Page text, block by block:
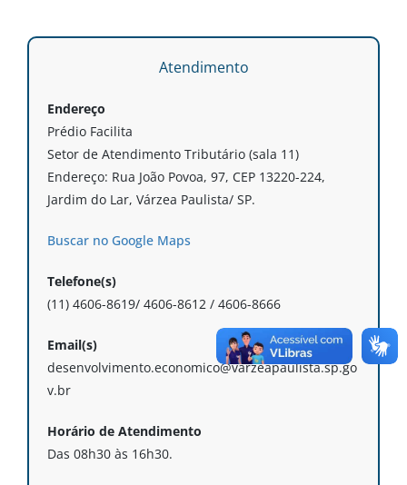
Atendimento
Endereço
Prédio Facilita
Setor de Atendimento Tributário (sala 11)
Endereço: Rua João Povoa, 97, CEP 13220-224,
Jardim do Lar, Várzea Paulista/ SP.
Buscar no Google Maps
Telefone(s)
(11) 4606-8619/ 4606-8612 / 4606-8666
Email(s)
desenvolvimento.economico@varzeapaulista.sp.go
v.br
Horário de Atendimento
Das 08h30 às 16h30.